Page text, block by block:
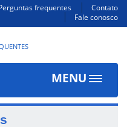
frequentes
Contato
Fale conosco
MENU
Toggle